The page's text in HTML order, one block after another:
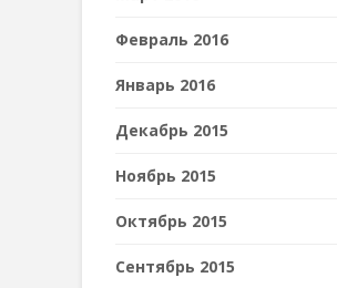
Февраль 2016
Январь 2016
Декабрь 2015
Ноябрь 2015
Октябрь 2015
Сентябрь 2015